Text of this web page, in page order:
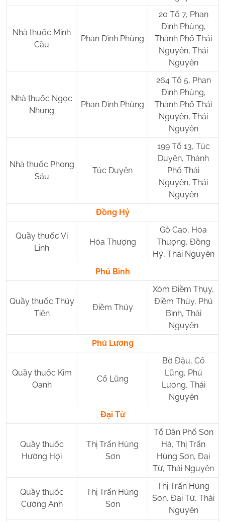
Nhà thuốc Minh
Cầu
Phan Đình Phùng
20 Tổ 7, Phan
Đình Phùng,
Thành Phố Thái
Nguyên, Thái
Nguyên
Nhà thuốc Ngọc
Nhung
Phan Đình Phùng
264 Tổ 5, Phan
Đình Phùng,
Thành Phố Thái
Nguyên, Thái
Nguyên
Nhà thuốc Phong
Sáu
Túc Duyên
199 Tổ 13, Túc
Duyên, Thành
Phố Thái
Nguyên, Thái
Nguyên
Đồng Hỷ
Quầy thuốc Vi
Linh
Hóa Thượng
Gò Cao, Hóa
Thượng, Đồng
Hỷ, Thái Nguyên
Phú Bình
Quầy thuốc Thủy
Tiên
Điềm Thủy
Xóm Điềm Thụy,
Điềm Thủy, Phú
Bình, Thái
Nguyên
Phú Lương
Quầy thuốc Kim
Oanh
Cổ Lũng
Bờ Đậu, Cổ
Lũng, Phú
Lương, Thái
Nguyên
Đại Từ
Quầy thuốc
Hường Hợi
Thị Trấn Hùng
Sơn
Tổ Dân Phố Sơn
Hà, Thị Trấn
Hùng Sơn, Đại
Từ, Thái Nguyên
Quầy thuốc
Cường Anh
Thị Trấn Hùng
Sơn
Thị Trấn Hùng
Sơn, Đại Từ, Thái
Nguyên